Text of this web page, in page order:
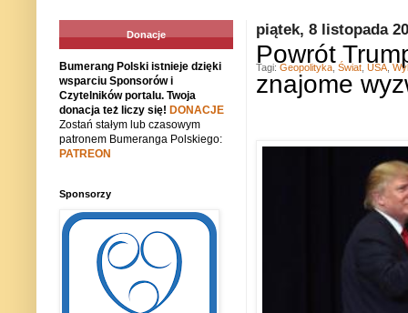
piątek, 8 listopada
Powrót
znajome
Tagi: Geopolityka Świat USA
Donacje
Bumerang Polski istnieje dzięki
wsparciu Sponsorów i
Czytelników portalu. Twoja
donacja też liczy się! DONACJE
Zostań stałym lub czasowym
patronem Bumeranga Polskiego:
PATREON
Sponsorzy